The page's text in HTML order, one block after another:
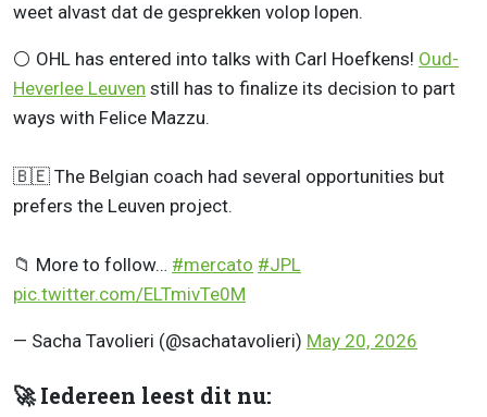
weet alvast dat de gesprekken volop lopen.
⚪️ OHL has entered into talks with Carl Hoefkens! Oud-
Heverlee Leuven still has to finalize its decision to part
ways with Felice Mazzu.
🇧🇪 The Belgian coach had several opportunities but
prefers the Leuven project.
📁 More to follow… #mercato #JPL
pic.twitter.com/ELTmivTe0M
— Sacha Tavolieri (@sachatavolieri) May 20, 2026
🚀 Iedereen leest dit nu: